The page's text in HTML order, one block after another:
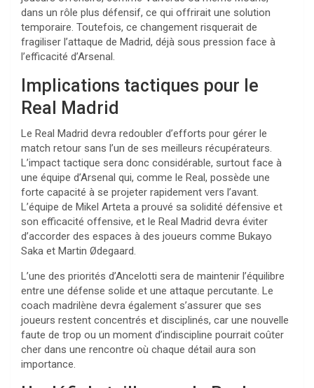
dans un rôle plus défensif, ce qui offrirait une solution
temporaire. Toutefois, ce changement risquerait de
fragiliser l’attaque de Madrid, déjà sous pression face à
l’efficacité d’Arsenal.
Implications tactiques pour le
Real Madrid
Le Real Madrid devra redoubler d’efforts pour gérer le
match retour sans l’un de ses meilleurs récupérateurs.
L’impact tactique sera donc considérable, surtout face à
une équipe d’Arsenal qui, comme le Real, possède une
forte capacité à se projeter rapidement vers l’avant.
L’équipe de Mikel Arteta a prouvé sa solidité défensive et
son efficacité offensive, et le Real Madrid devra éviter
d’accorder des espaces à des joueurs comme Bukayo
Saka et Martin Ødegaard.
L’une des priorités d’Ancelotti sera de maintenir l’équilibre
entre une défense solide et une attaque percutante. Le
coach madrilène devra également s’assurer que ses
joueurs restent concentrés et disciplinés, car une nouvelle
faute de trop ou un moment d’indiscipline pourrait coûter
cher dans une rencontre où chaque détail aura son
importance.